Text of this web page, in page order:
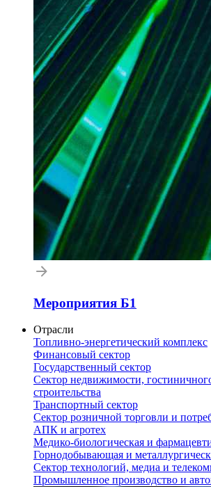
Мероприятия Б1
Отрасли
Топливно-энергетический комплекс
Финансовый сектор
Государственный сектор
Сектор недвижимости,
строительства
Транспортный сектор
Сектор розничной торговли и
АПК и агротех
Медико-биологическая и
Горнодобывающая и
Сектор технологий, медиа и
Промышленное производство и